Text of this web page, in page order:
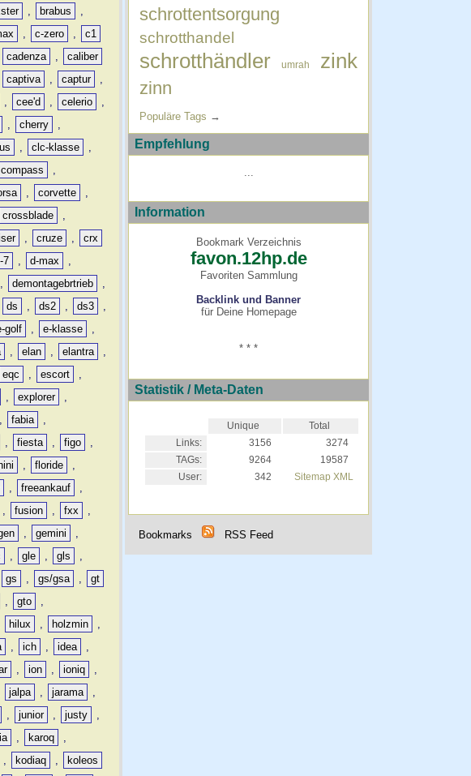
, brabus
,
, c-zero ,
c1
cadenza ,
caliber
captiva , captur
,
, cee'd , celerio
,
, cherry
,
, clc-klasse
,
compass
,
, corvette
,
crossblade
,
, cruze ,
crx
7 , d-max
,
, demontagebrtrieb
,
ds , ds2 , ds3
,
golf , e-klasse
,
, elan , elantra
,
eqc , escort
,
, explorer
,
, fabia
,
, fiesta , figo
,
, floride
,
, freeankauf
,
, fusion , fxx
,
, gemini
,
, gle , gls
,
gs , gs/gsa ,
gt
, gto
,
hilux , holzmin
,
, ich , idea
,
, ion , ioniq
,
jalpa , jarama
,
, junior , justy
,
, karoq
,
, kodiaq ,
koleos
schrottentsorgung
schrotthandel
schrotthändler umrah zink
zinn
Populäre Tags →
Empfehlung
Information
Bookmark Verzeichnis
favon.12hp.de
Favoriten Sammlung
Backlink und Banner
für Deine Homepage
* * *
Statistik / Meta-Daten
Unique
Total
Links:
3156
3274
TAGs:
9264
19587
User:
342 Sitemap XML
Bookmarks RSS Feed